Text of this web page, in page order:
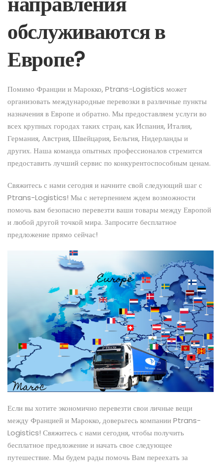
обслуживаются в
Европе?
Помимо Франции и Марокко, Ptrans-Logistics может
организовать международные перевозки в различные пункты
назначения в Европе и обратно. Мы предоставляем услуги во
всех крупных городах таких стран, как Испания, Италия,
Германия, Австрия, Швейцария, Бельгия, Нидерланды и
других. Наша команда опытных профессионалов стремится
предоставить лучший сервис по конкурентоспособным ценам.
Свяжитесь с нами сегодня и начните свой следующий шаг с
Ptrans-Logistics! Мы с нетерпением ждем возможности
помочь вам безопасно перевезти ваши товары между Европой
и любой другой точкой мира. Запросите бесплатное
предложение прямо сейчас!
Если вы хотите экономично перевезти свои личные вещи
между Францией и Марокко, доверьтесь компании Ptrans-
Logistics! Свяжитесь с нами сегодня, чтобы получить
бесплатное предложение и начать свое следующее
путешествие. Мы будем рады помочь Вам переехать за